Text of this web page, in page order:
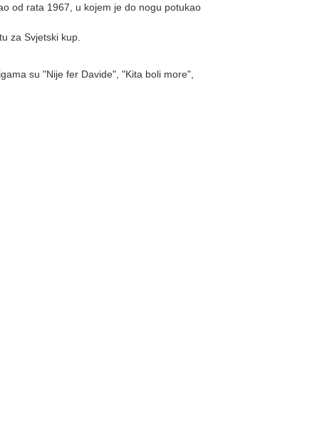
od rata 1967, u kojem je do nogu potukao
za Svjetski kup.
su "Nije fer Davide", "Kita boli more",